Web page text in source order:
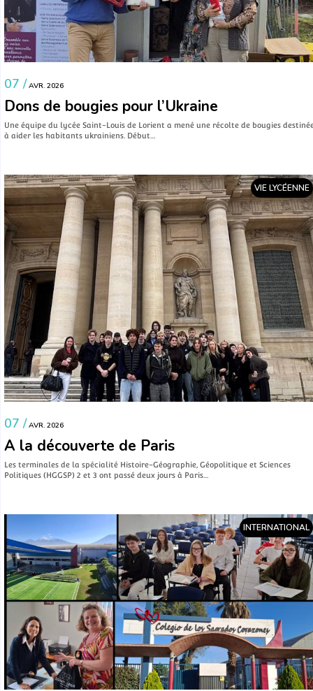
07 / AVR. 2026
Dons de bougies pour l’Ukraine
Une équipe du lycée Saint-Louis de Lorient a mené une récolte de bougies
à aider les habitants ukrainiens. Début…
VIE LYCÉENNE
07 / AVR. 2026
A la découverte de Paris
Les terminales de la spécialité Histoire-Géographie, Géopolitique et Sciences
Politiques (HGGSP) 2 et 3 ont passé deux jours à Paris…
INTERNATIONAL